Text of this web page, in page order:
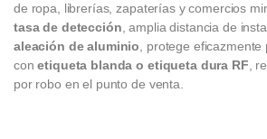
de ropa, librerías, zapaterías y comercios
tasa de detección, amplia distancia de
aleación de aluminio, protege
conetiqueta blanda o etiqueta dura RF,
por robo en el punto de venta.